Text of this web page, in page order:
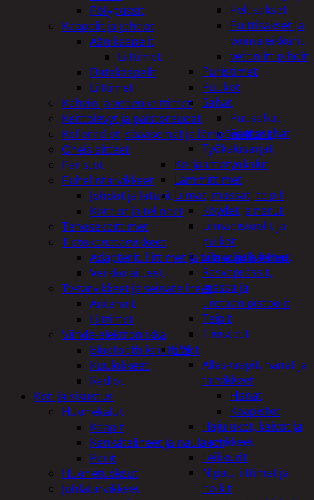
Peltisakset
Pulttisakset ja
voimaleikkurit
vetoniittipihdit
Puristimet
Puukot
Sahat
Puusahat
Rautasahat
Työkalusarjat
Korjaamotyökalut
Lämmittimet
Liimat, massat, teipit
Köydet ja narut
Liimapistoolit ja
puikot
Liimat ja lukitteet
Rasvaprässit,
massa ja
uretaanipistoolit
Teipit
Tiivisteet
LVI
Allaskaapit, hanat ja
tarvikkeet
Hanat
Kaapistot
Hajulukot, kaivot ja
tarvikkeet
Leikkurit
Nipat, liittimet ja
holkit
Pölypussit
Kaapelit ja johdot
Äänikaapelit
Liittimet
Datakaapelit
Liittimet
Kahvin ja vedenkeittimet
Keittolevyt ja paistoraudat
Kelloradiot, sääasemat ja lämpömittarit
Oheislaitteet
Paristot
Puhelintarvikkeet
Johdot ja laturit
Kotelot ja telineet
Tehosekoittimet
Tietokonetarvikkeet
Adapterit, liittimet ja telakointiasemat
Verkkolaitteet
Tv-tarvikkeet ja seinätelineet
Antennit
Liittimet
Viihde-elektroniikka
Bluetooth kaiuttimet
Kuulokkeet
Radiot
Koti ja sisustus
Huonekalut
Kaapit
Kenkätelineet ja naulakot
Peilit
Huonetuoksut
Juhlatarvikkeet